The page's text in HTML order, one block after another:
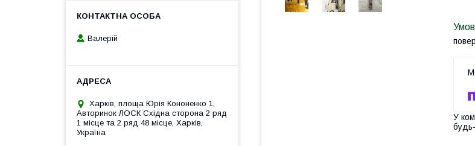
У
Валерій
Харків, площа Юрія Кононенко 1,
Авторинок ЛОСК Східна сторона 2 ряд
1 місце та 2 ряд 48 місце, Харків,
Україна